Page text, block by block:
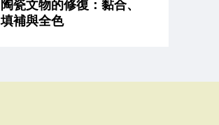
陶瓷文物的修復：黏合、
填補與全色